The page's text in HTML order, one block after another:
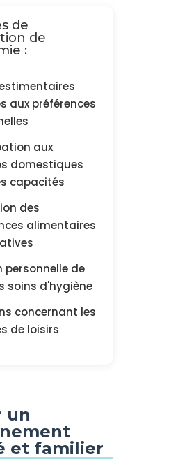
de
de
:
aux préférences
aux
domestiques
capacités
des
alimentaires
personnelle de
soins d'hygiène
concernant les
de loisirs
un
et familier